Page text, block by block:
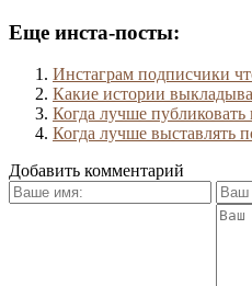
Еще инста-посты:
Инстаграм подписчики
Какие истории
Когда лучше
Когда лучше выставлять
Добавить комментарий